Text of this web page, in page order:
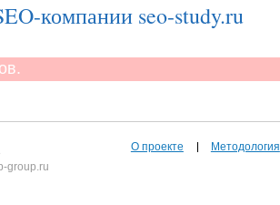
компании seo-study.ru
group.ru
О проекте Методология